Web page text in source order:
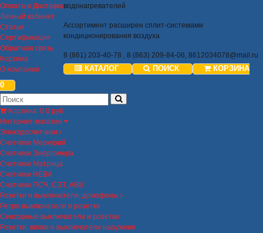
Оплата и Доставка
Личный кабинет
Статьи
Сертификация
Обратная связь
Корзина
О компании
водонагревателей
Ассортимент расширен сплит-системами
кондиционирования воздуха
8 (861) 203-40-78 , 8 (863) 209-84-06, 8612034078@mail.ru
КАТАЛОГ ПОИСК
КОРЗИНА
0
Корзина: 0 0 руб
Интернет-магазин
Электросчетчики
Счетчики Меркурий
Счетчики Энергомера
Счетчики Матрица
Счетчики НЕВА
Счетчики ПСЧ, СЭТ, ABB
Розетки и выключатели, домофоны
Ретро выключатели и розетки
Сенсорные выключатели и розетки
Розетки, вилки и выключатели наружние